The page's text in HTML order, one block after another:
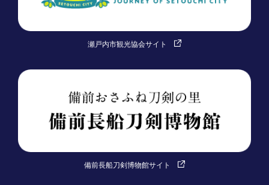
瀬戸内市観光協会サイト
備前長船刀剣博物館サイト